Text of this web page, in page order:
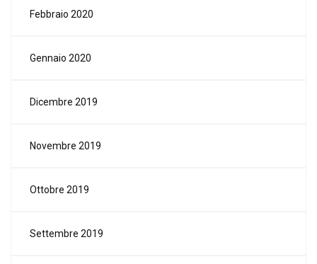
Febbraio 2020
Gennaio 2020
Dicembre 2019
Novembre 2019
Ottobre 2019
Settembre 2019